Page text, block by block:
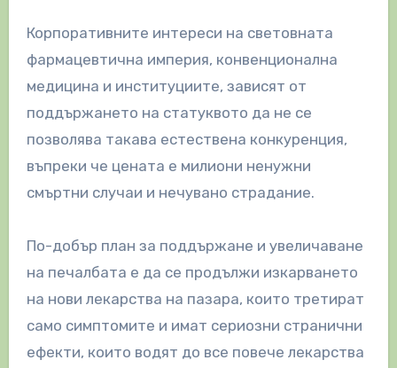
Корпоративните интереси на световната
фармацевтична империя, конвенционална
медицина и институциите, зависят от
поддържането на статуквото да не се
позволява такава естествена конкуренция,
въпреки че цената е милиони ненужни
смъртни случаи и нечувано страдание.
По-добър план за поддържане и увеличаване
на печалбата е да се продължи изкарването
на нови лекарства на пазара, които третират
само симптомите и имат сериозни странични
ефекти, които водят до все повече лекарства